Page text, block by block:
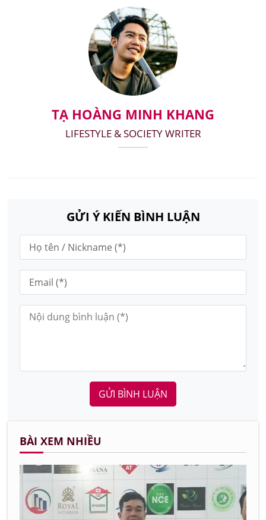
TẠ HOÀNG MINH KHANG
LIFESTYLE & SOCIETY WRITER
GỬI Ý KIẾN BÌNH LUẬN
GỬI BÌNH LUẬN
BÀI XEM NHIỀU